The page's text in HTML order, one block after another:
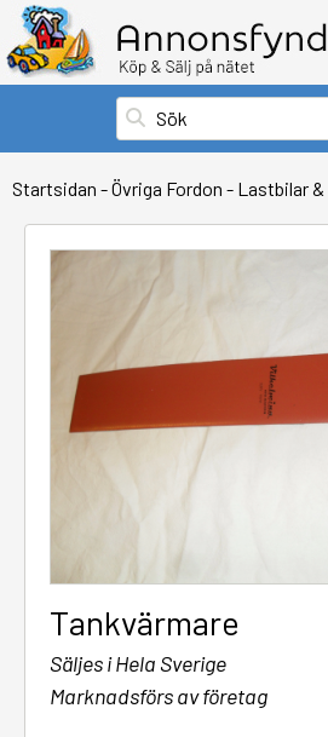
Startsidan -Övriga Fordon - Lastbilar
Tankvärmare
Säljes i Hela Sverige
Marknadsförs av företag